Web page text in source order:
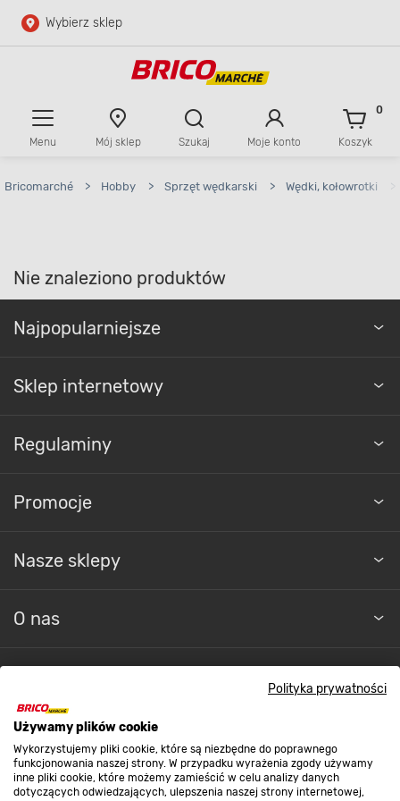
Polityka prywatności
Używamy plików cookie
Wykorzystujemy pliki cookie, które są niezbędne do poprawnego
funkcjonowania naszej strony. W przypadku wyrażenia zgody używamy
inne pliki cookie, które możemy zamieścić w celu analizy danych
dotyczących odwiedzających, ulepszenia naszej strony internetowej,
Przejdź do głównej zawartości
Wybierz sklep
Menu Mój sklep Szukaj Moje konto Koszyk
0
Bricomarché > Hobby > Sprzęt wędkarski > Wędki, kołowrotki >
Nie znaleziono produktów
Najpopularniejsze
Sklep internetowy
Regulaminy
Promocje
Nasze sklepy
O nas
Strefa biznesu